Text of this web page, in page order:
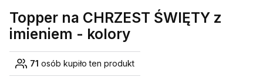
Topper na CHRZEST ŚWIĘTY z
imieniem - kolory
71 osób kupiło ten produkt